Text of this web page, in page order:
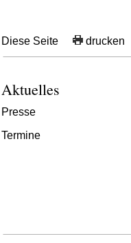
Diese Seite drucken
Aktuelles
Presse
Termine